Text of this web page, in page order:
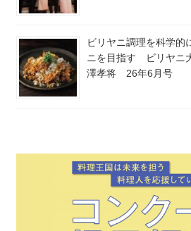
ビリヤニ調理を科学的
ニを目指す ビリヤニ
澤孝将 26年6月号